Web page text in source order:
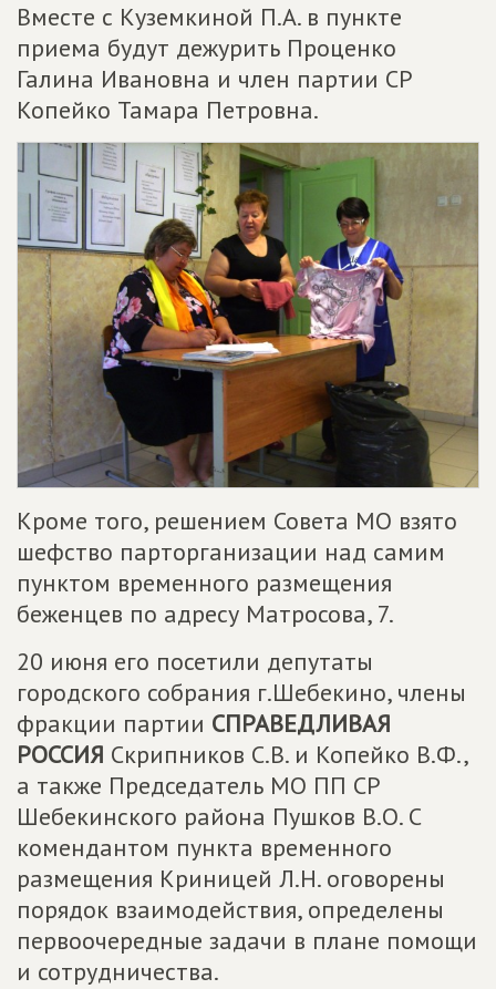
Вместе с Куземкиной П.А. в пункте
приема будут дежурить Проценко
Галина Ивановна и член партии СР
Копейко Тамара Петровна.
Кроме того, решением Совета МО взято
шефство парторганизации над самим
пунктом временного размещения
беженцев по адресу Матросова, 7.
20 июня его посетили депутаты
городского собрания г.Шебекино, члены
фракции партии СПРАВЕДЛИВАЯ
РОССИЯ Скрипников С.В. и Копейко В.Ф.,
а также Председатель МО ПП СР
Шебекинского района Пушков В.О. С
комендантом пункта временного
размещения Криницей Л.Н. оговорены
порядок взаимодействия, определены
первоочередные задачи в плане помощи
и сотрудничества.